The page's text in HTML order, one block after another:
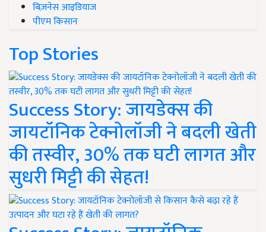
बिज़नेस आइडियाज
पीएम किसान
Top Stories
Success Story: जायडेक्स की
जायटॉनिक टेक्नोलॉजी ने बदली खेती
की तस्वीर, 30% तक घटी लागत और
सुधरी मिट्टी की सेहत!